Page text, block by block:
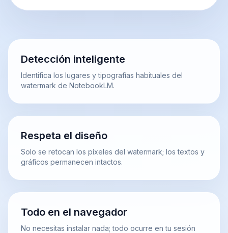
Detección inteligente
Identifica los lugares y tipografías habituales del
watermark de NotebookLM.
Respeta el diseño
Solo se retocan los píxeles del watermark; los textos y
gráficos permanecen intactos.
Todo en el navegador
No necesitas instalar nada; todo ocurre en tu sesión